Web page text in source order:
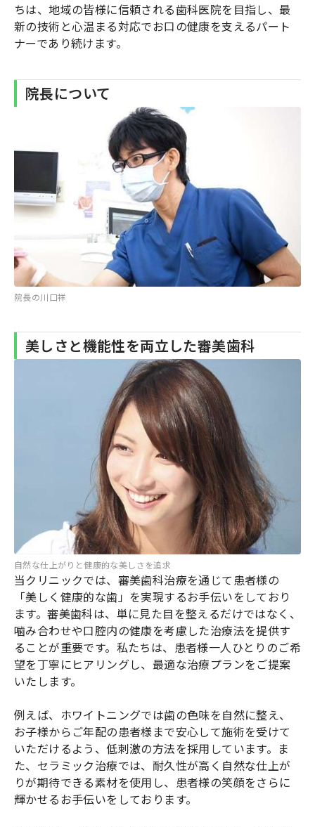
ちは、地域の皆様に信頼される歯科医院を目指し、最
新の技術と心温まる対応でお口の健康を支えるパート
ナーであり続けます。
院長について
院長の川口祥
美しさと機能性を両立した審美歯科
自然な仕上がりと健康的な美しさを追求
当クリニックでは、審美歯科治療を通じて患者様の
「美しく健康的な歯」を実現するお手伝いをしており
ます。審美歯科は、単に見た目を整えるだけではなく、
噛み合わせや口腔内の健康を考慮した治療法を提供す
ることが重要です。私たちは、患者様一人ひとりのご希
望を丁寧にヒアリングし、最適な治療プランをご提案
いたします。
例えば、ホワイトニングでは歯の色味を自然に整え、
お子様からご年配の患者様まで安心して施術を受けて
いただけるよう、低刺激の方法を採用しています。ま
た、セラミック治療では、耐久性が高く自然な仕上が
りが期待できる素材を使用し、患者様の笑顔をさらに
輝かせるお手伝いをしております。